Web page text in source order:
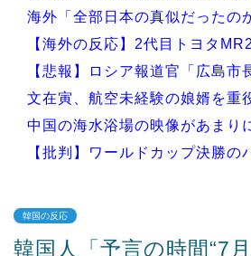
海外「全部日本の真似だったの
【海外の反応】2代目トヨタ
【悲報】ロシア報道官「広島市
文在寅、航空未経験の娘婿を重
中国の海水浴場の映像があまり
【批判】ワールドカップ決勝の
Powered by livedoor 相互RSS
韓国の反応
韓国人「予言の時間“7